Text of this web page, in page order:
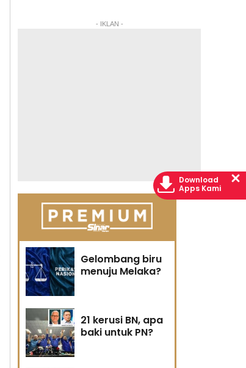
- IKLAN -
Gelombang biru
menuju Melaka?
21 kerusi BN, apa
baki untuk PN?
Download
Apps Kami